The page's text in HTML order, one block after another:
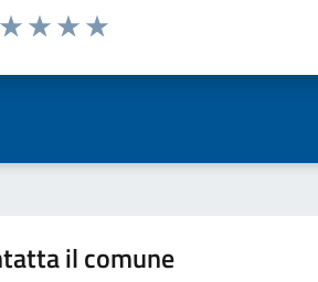
da 1 a 5 stelle la pagina
il comune